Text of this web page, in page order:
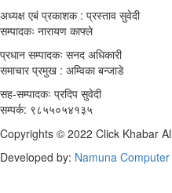
अध्यक्ष एबं प्रकाशक : प्रस्ताव सुवेदी
सम्पादकः नारायण काफ्ले
प्रधान सम्पादकः सनद अधिकारी
समाचार प्रमुख : अम्विका बन्जाडे
सह-सम्पादकः प्रदिप सुवेदी
सम्पर्क: ९८५५०५४१३५
Copyrights © 2022 Click Khabar
Developed by: Namuna Computer